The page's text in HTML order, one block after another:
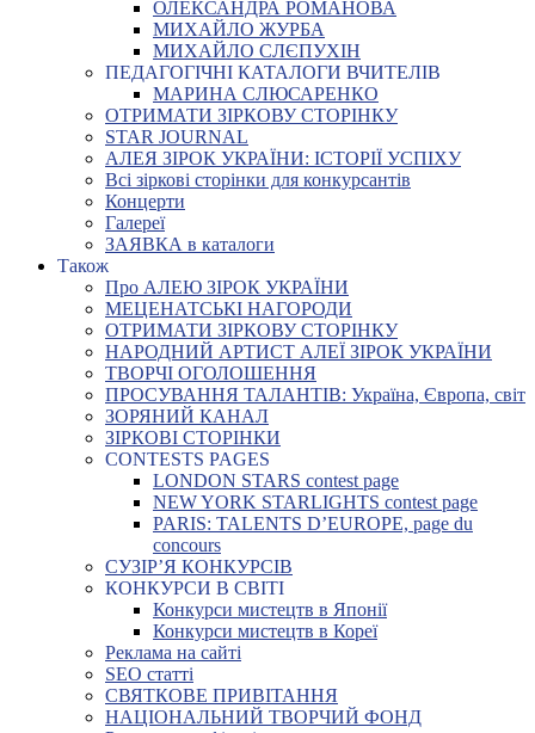
ОЛЕКСАНДРА РОМАНОВА
МИХАЙЛО ЖУРБА
МИХАЙЛО СЛЄПУХІН
ПЕДАГОГІЧНІ КАТАЛОГИ ВЧИТЕЛІВ
МАРИНА СЛЮСАРЕНКО
ОТРИМАТИ ЗІРКОВУ СТОРІНКУ
STAR JOURNAL
АЛЕЯ ЗІРОК УКРАЇНИ: ІСТОРІЇ УСПІХУ
Всі зіркові сторінки для конкурсантів
Концерти
Галереї
ЗАЯВКА в каталоги
Також
Про АЛЕЮ ЗІРОК УКРАЇНИ
МЕЦЕНАТСЬКІ НАГОРОДИ
ОТРИМАТИ ЗІРКОВУ СТОРІНКУ
НАРОДНИЙ АРТИСТ АЛЕЇ ЗІРОК УКРАЇНИ
ТВОРЧІ ОГОЛОШЕННЯ
ПРОСУВАННЯ ТАЛАНТІВ: Україна, Європа, світ
ЗОРЯНИЙ КАНАЛ
ЗІРКОВІ СТОРІНКИ
CONTESTS PAGES
LONDON STARS contest page
NEW YORK STARLIGHTS contest page
PARIS: TALENTS D’EUROPE, page du
concours
СУЗІР’Я КОНКУРСІВ
КОНКУРСИ В СВІТІ
Конкурси мистецтв в Японії
Конкурси мистецтв в Кореї
Реклама на сайті
SEO статті
СВЯТКОВЕ ПРИВІТАННЯ
НАЦІОНАЛЬНИЙ ТВОРЧИЙ ФОНД